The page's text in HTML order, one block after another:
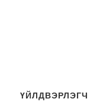
ҮЙЛДВЭРЛЭГЧ